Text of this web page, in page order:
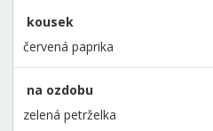
kousek
červená paprika
na ozdobu
zelená petrželka